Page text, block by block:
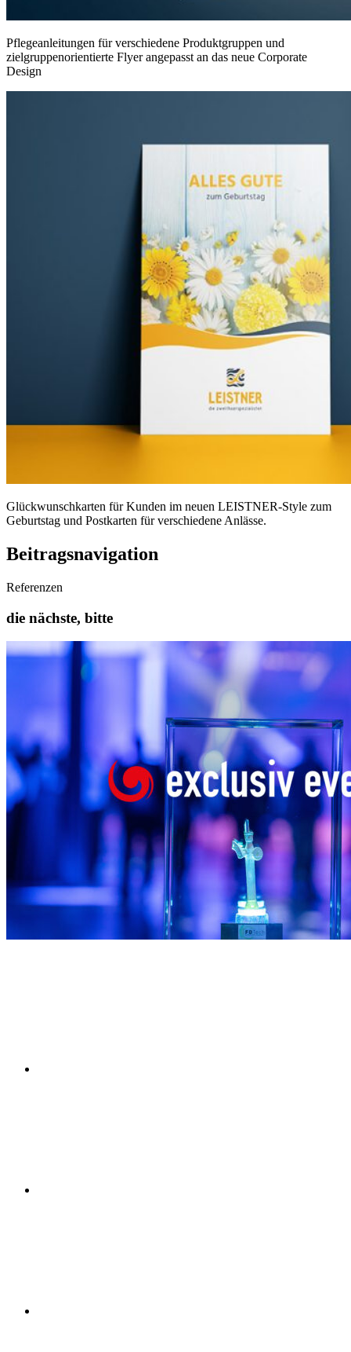
Pflegeanleitungen für verschiedene Produktgruppen und
zielgruppenorientierte Flyer angepasst an das neue Corporate
Design
Glückwunschkarten für Kunden im neuen LEISTNER-Style zum
Geburtstag und Postkarten für verschiedene Anlässe.
Beitragsnavigation
Referenzen
die nächste, bitte